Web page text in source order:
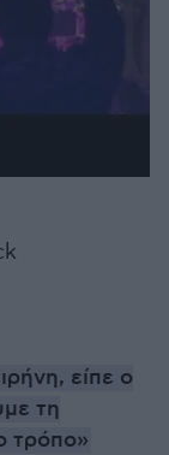
είπε ο
τη
τρόπο»